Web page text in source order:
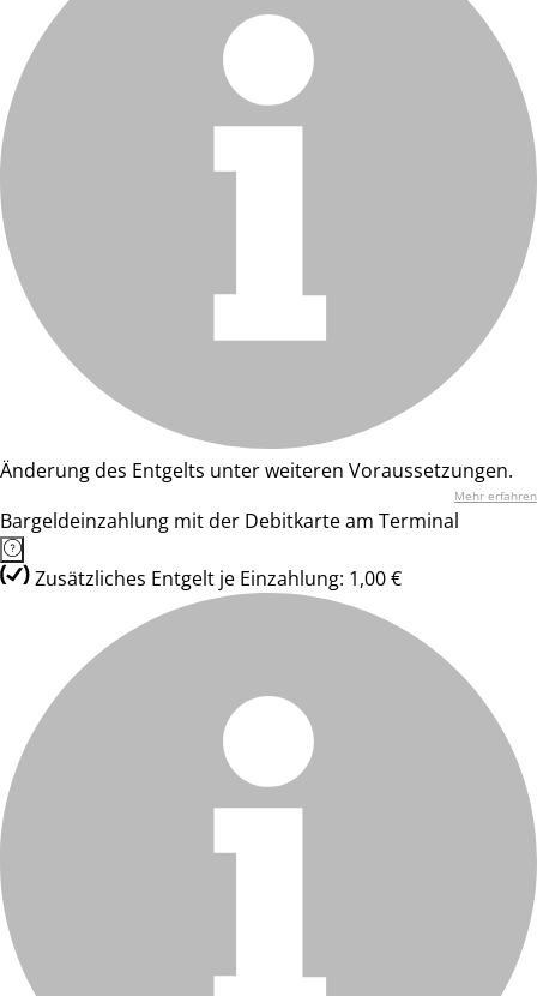
Änderung des Entgelts unter weiteren Voraussetzungen.
Mehr erfahren
Bargeldeinzahlung mit der Debitkarte am Terminal
Zusätzliches Entgelt je Einzahlung: 1,00 €